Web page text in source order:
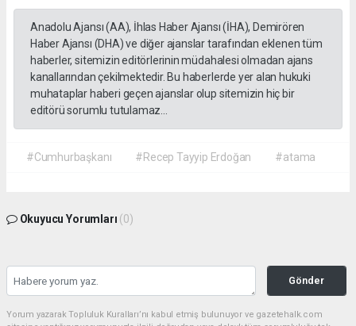
Anadolu Ajansı (AA), İhlas Haber Ajansı (İHA), Demirören
Haber Ajansı (DHA) ve diğer ajanslar tarafından eklenen tüm
haberler, sitemizin editörlerinin müdahalesi olmadan ajans
kanallarından çekilmektedir. Bu haberlerde yer alan hukuki
muhataplar haberi geçen ajanslar olup sitemizin hiç bir
editörü sorumlu tutulamaz...
#Cumhurbaşkanı #Recep Tayyip Erdoğan #atama
Okuyucu Yorumları (0)
Gönder
Yorum yazarak Topluluk Kuralları’nı kabul etmiş bulunuyor ve gazetehalk.com